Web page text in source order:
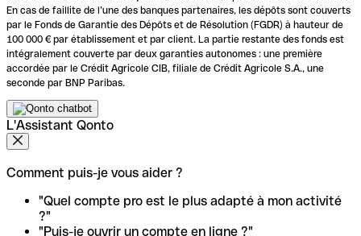
En cas de faillite de l’une des banques partenaires, les dépôts sont couverts
par le Fonds de Garantie des Dépôts et de Résolution (FGDR) à hauteur de
100 000 € par établissement et par client. La partie restante des fonds est
intégralement couverte par deux garanties autonomes : une première
accordée par le Crédit Agricole CIB, filiale de Crédit Agricole S.A., une
seconde par BNP Paribas.
L'Assistant Qonto
Comment puis-je vous aider ?
"Quel compte pro est le plus adapté à mon activité
?"
"Puis-je ouvrir un compte en ligne ?"